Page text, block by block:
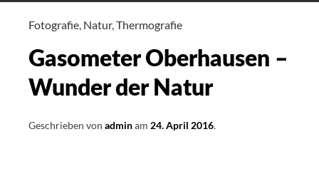
Fotografie, Natur,Thermografie
Gasometer Oberhausen –
Wunder der Natur
Geschrieben von adminam 24. April 2016.